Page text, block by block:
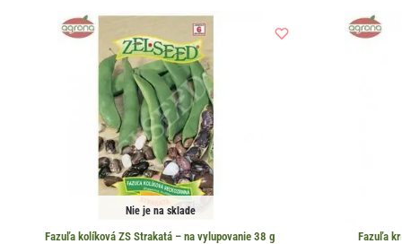
Nie je na sklade
Fazuľa kolíková ZS Strakatá – na vylupovanie 38 g Fazuľa